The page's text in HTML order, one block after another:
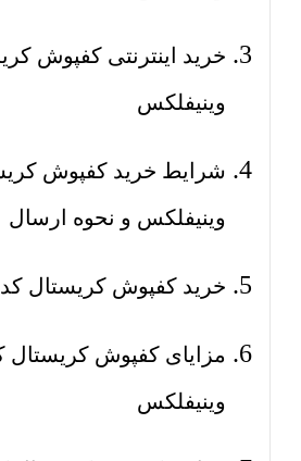
وینیفلکس
وینیفلکس و نحوه ارسال
خرید کفپوش کریستال کد 45356 وینیفلکس
وینیفلکس